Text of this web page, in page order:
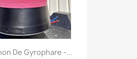
De Gyrophare -...